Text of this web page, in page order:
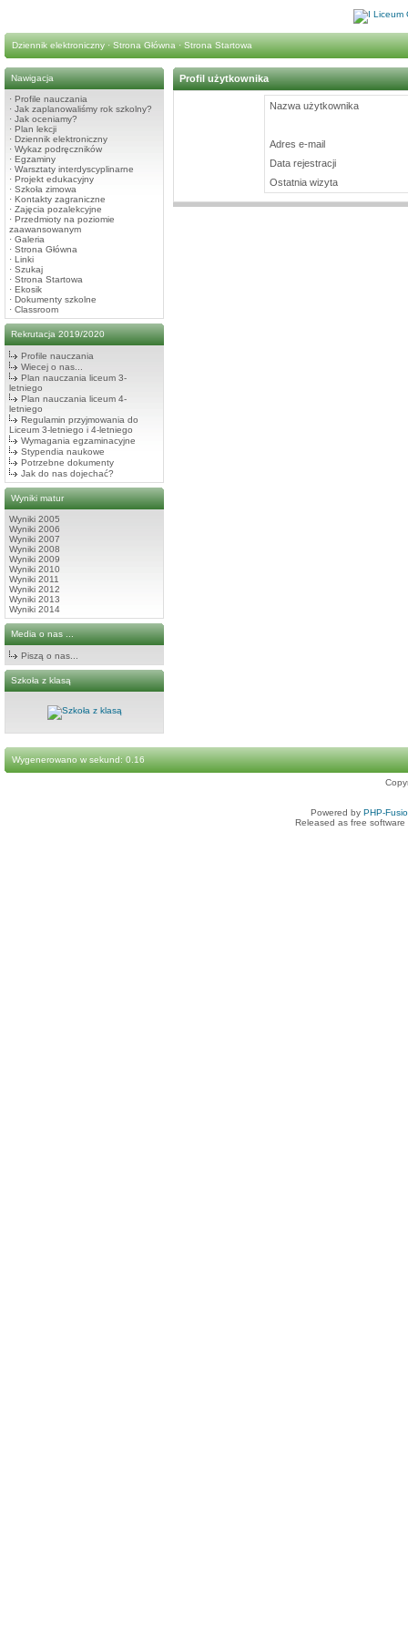
Dziennik elektroniczny · Strona Główna · Strona Startowa
Nawigacja
· Profile nauczania
· Jak zaplanowaliśmy rok szkolny?
· Jak oceniamy?
· Plan lekcji
· Dziennik elektroniczny
· Wykaz podręczników
· Egzaminy
· Warsztaty interdyscyplinarne
· Projekt edukacyjny
· Szkoła zimowa
· Kontakty zagraniczne
· Zajęcia pozalekcyjne
· Przedmioty na poziomie
zaawansowanym
· Galeria
· Strona Główna
· Linki
· Szukaj
· Strona Startowa
· Ekosik
· Dokumenty szkolne
· Classroom
Rekrutacja 2019/2020
Profile nauczania
Wiecej o nas...
Plan nauczania liceum 3-
letniego
Plan nauczania liceum 4-
letniego
Regulamin przyjmowania do
Liceum 3-letniego i 4-letniego
Wymagania egzaminacyjne
Stypendia naukowe
Potrzebne dokumenty
Jak do nas dojechać?
Wyniki matur
Wyniki 2005
Wyniki 2006
Wyniki 2007
Wyniki 2008
Wyniki 2009
Wyniki 2010
Wyniki 2011
Wyniki 2012
Wyniki 2013
Wyniki 2014
Media o nas ...
Piszą o nas...
Szkoła z klasą
Profil użytkownika
Nazwa użytkownika
Adres e-mail
Data rejestracji
Ostatnia wizyta
Wygenerowano w sekund: 0.16
Powered by PHP-
Released as free